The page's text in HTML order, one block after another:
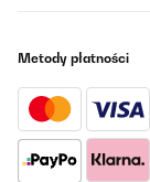
Metody płatności